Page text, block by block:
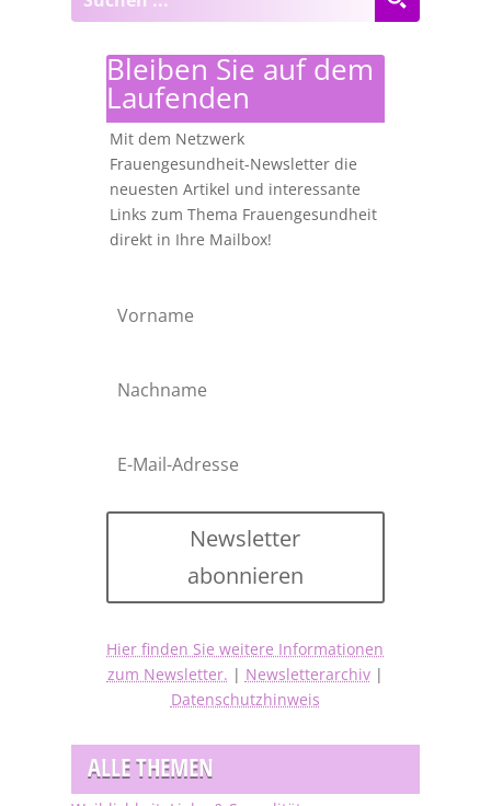
Bleiben Sie auf dem
Laufenden
Mit dem Netzwerk
Frauengesundheit-Newsletter die
neuesten Artikel und interessante
Links zum Thema Frauengesundheit
direkt in Ihre Mailbox!
Newsletter
abonnieren
Hier finden Sie weitere Informationen
zum Newsletter. | Newsletterarchiv|
Datenschutzhinweis
ALLE THEMEN